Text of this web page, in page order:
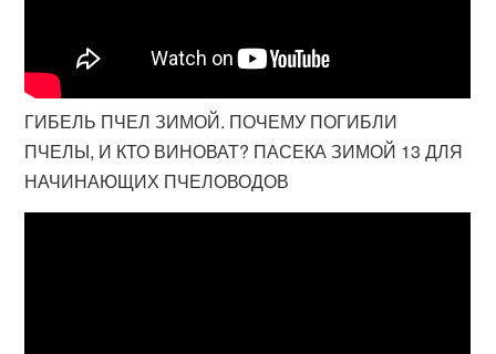
ГИБЕЛЬ ПЧЕЛ ЗИМОЙ. ПОЧЕМУ ПОГИБЛИ
ПЧЕЛЫ, И КТО ВИНОВАТ? ПАСЕКА ЗИМОЙ 13 ДЛЯ
НАЧИНАЮЩИХ ПЧЕЛОВОДОВ